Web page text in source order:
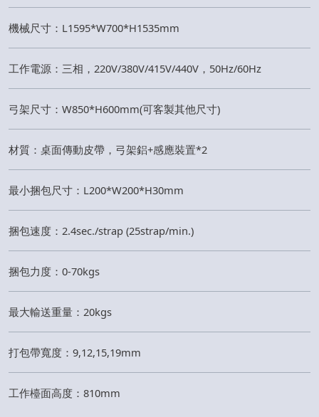
機械尺寸：L1595*W700*H1535mm
工作電源：三相，220V/380V/415V/440V，50Hz/60Hz
弓架尺寸：W850*H600mm(可客製其他尺寸)
材質：桌面傳動皮帶，弓架鋁+感應裝置*2
最小捆包尺寸：L200*W200*H30mm
捆包速度：2.4sec./strap (25strap/min.)
捆包力度：0-70kgs
最大輸送重量：20kgs
打包帶寬度：9,12,15,19mm
工作檯面高度：810mm